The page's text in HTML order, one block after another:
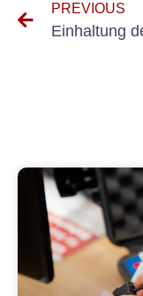
PREVIOUS